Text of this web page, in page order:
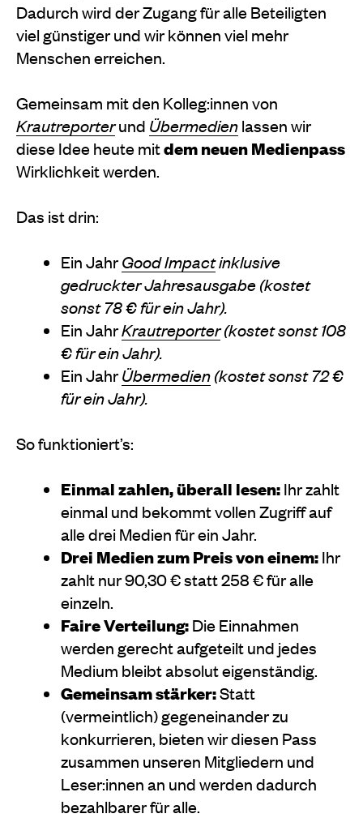
Dadurch wird der Zugang für alle Beteiligten
viel günstiger und wir können viel mehr
Menschen erreichen.
Gemeinsam mit den Kolleg:innen von
Krautreporterund Übermedienlassen wir
diese Idee heute mitdem neuen Medienpass
Wirklichkeit werden.
Das ist drin:
Ein JahrGood Impactinklusive
gedruckter Jahresausgabe (kostet
sonst 78 € für ein Jahr).
Ein JahrKrautreporter(kostet sonst 108
€ für ein Jahr).
Ein JahrÜbermedien(kostet sonst 72 €
für ein Jahr).
So funktioniert’s:
Einmal zahlen, überall lesen:Ihr zahlt
einmal und bekommt vollen Zugriff auf
alle drei Medien für ein Jahr.
Drei Medien zum Preis von einem:Ihr
zahlt nur 90,30 € statt 258 € für alle
einzeln.
Faire Verteilung:Die Einnahmen
werden gerecht aufgeteilt und jedes
Medium bleibt absolut eigenständig.
Gemeinsam stärker:Statt
(vermeintlich) gegeneinander zu
konkurrieren, bieten wir diesen Pass
zusammen unseren Mitgliedern und
Leser:innen an und werden dadurch
bezahlbarer für alle.